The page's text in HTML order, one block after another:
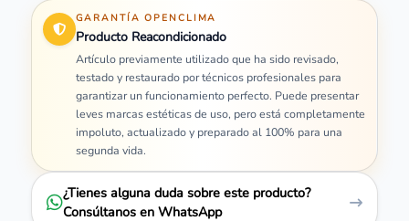
GARANTÍA OPENCLIMA
Producto Reacondicionado
Artículo previamente utilizado que ha sido revisado,
testado y restaurado por técnicos profesionales para
garantizar un funcionamiento perfecto. Puede presentar
leves marcas estéticas de uso, pero está completamente
impoluto, actualizado y preparado al 100% para una
segunda vida.
¿Tienes alguna duda sobre este producto?
Consúltanos en WhatsApp